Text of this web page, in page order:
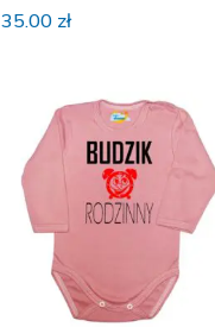
35.00 zł